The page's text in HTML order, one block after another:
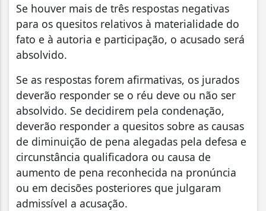
Se houver mais de três respostas negativas
para os quesitos relativos à materialidade do
fato e à autoria e participação, o acusado será
absolvido.
Se as respostas forem afirmativas, os jurados
deverão responder se o réu deve ou não ser
absolvido. Se decidirem pela condenação,
deverão responder a quesitos sobre as causas
de diminuição de pena alegadas pela defesa e
circunstância qualificadora ou causa de
aumento de pena reconhecida na pronúncia
ou em decisões posteriores que julgaram
admissível a acusação.